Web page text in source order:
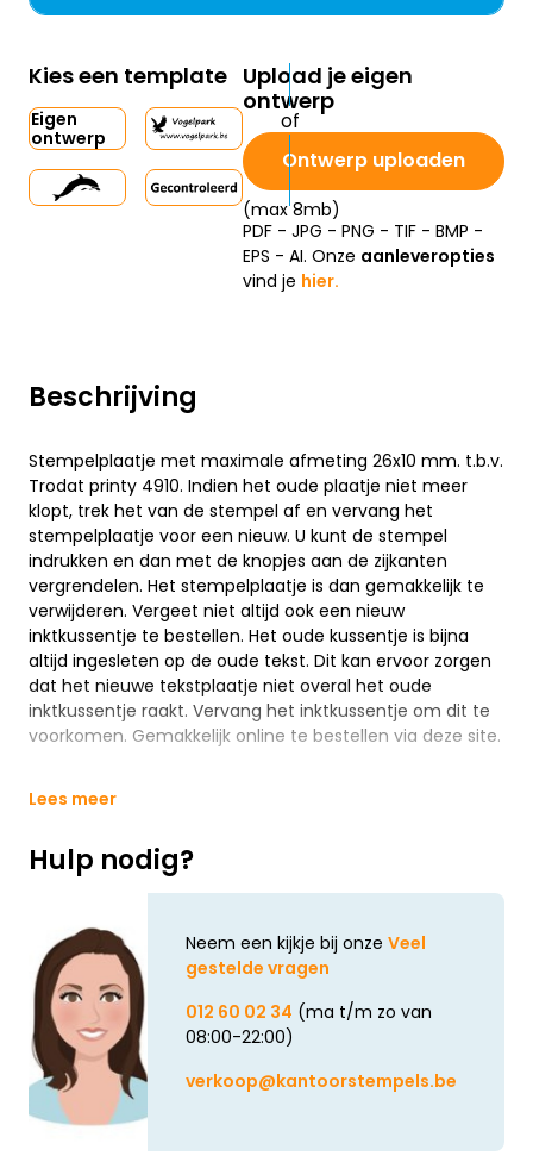
Beschrijving
Stempelplaatje met maximale afmeting 26x10 mm. t.b.v.
Trodat printy 4910. Indien het oude plaatje niet meer
klopt, trek het van de stempel af en vervang het
stempelplaatje voor een nieuw. U kunt de stempel
indrukken en dan met de knopjes aan de zijkanten
vergrendelen. Het stempelplaatje is dan gemakkelijk te
verwijderen. Vergeet niet altijd ook een nieuw
inktkussentje te bestellen. Het oude kussentje is bijna
altijd ingesleten op de oude tekst. Dit kan ervoor zorgen
dat het nieuwe tekstplaatje niet overal het oude
inktkussentje raakt. Vervang het inktkussentje om dit te
voorkomen. Gemakkelijk online te bestellen via deze site.
Lees meer
Hulp nodig?
Neem een kijkje bij onze Veel
gestelde vragen
012 60 02 34 (ma t/m zo van
08:00-22:00)
verkoop@kantoorstempels.be
Kies een template
Eigen
ontwerp
Upload je eigen
ontwerp
Ontwerp uploaden
(max 8mb)
PDF - JPG - PNG - TIF - BMP -
EPS - AI. Onze aanleveropties
vind je hier.